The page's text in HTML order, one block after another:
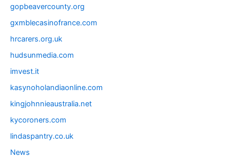
gopbeavercounty.org
gxmblecasinofrance.com
hrcarers.org.uk
hudsunmedia.com
imvest.it
kasynoholandiaonline.com
kingjohnnieaustralia.net
kycoroners.com
lindaspantry.co.uk
News